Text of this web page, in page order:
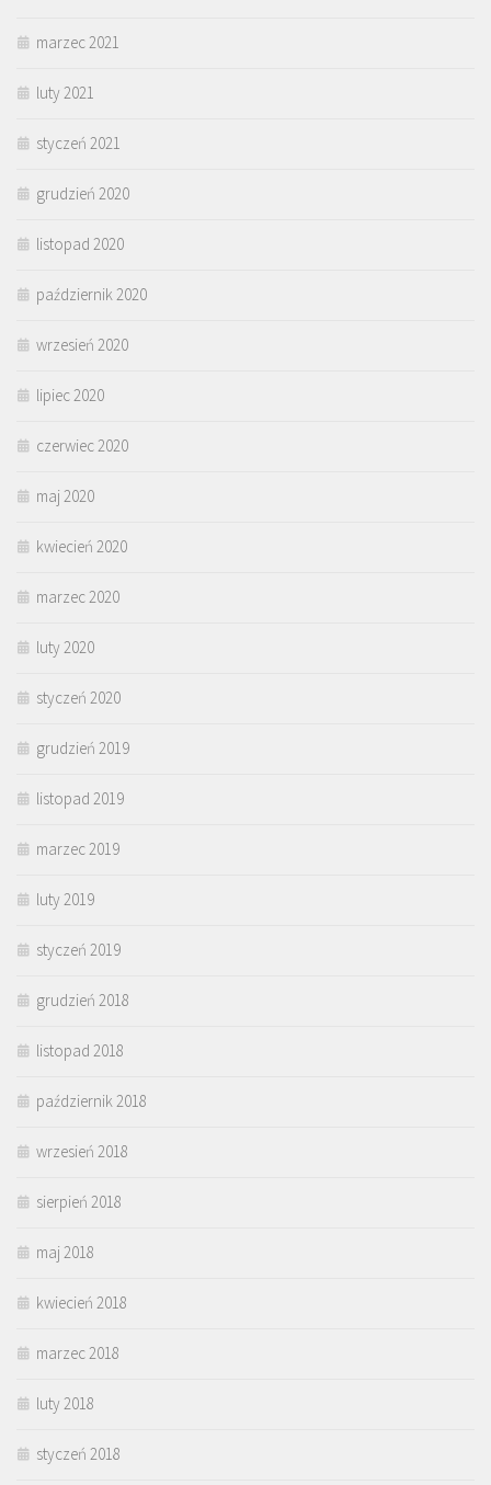
marzec 2021
luty 2021
styczeń 2021
grudzień 2020
listopad 2020
październik 2020
wrzesień 2020
lipiec 2020
czerwiec 2020
maj 2020
kwiecień 2020
marzec 2020
luty 2020
styczeń 2020
grudzień 2019
listopad 2019
marzec 2019
luty 2019
styczeń 2019
grudzień 2018
listopad 2018
październik 2018
wrzesień 2018
sierpień 2018
maj 2018
kwiecień 2018
marzec 2018
luty 2018
styczeń 2018